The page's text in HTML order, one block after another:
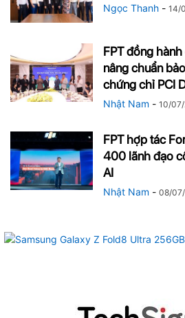
Ngọc Thanh - 14/
FPT đồng
nâng chuẩn
chứng chỉ PCI
Nhật Nam - 10/
FPT hợp tác
400 lãnh đạo
AI
Nhật Nam - 08/